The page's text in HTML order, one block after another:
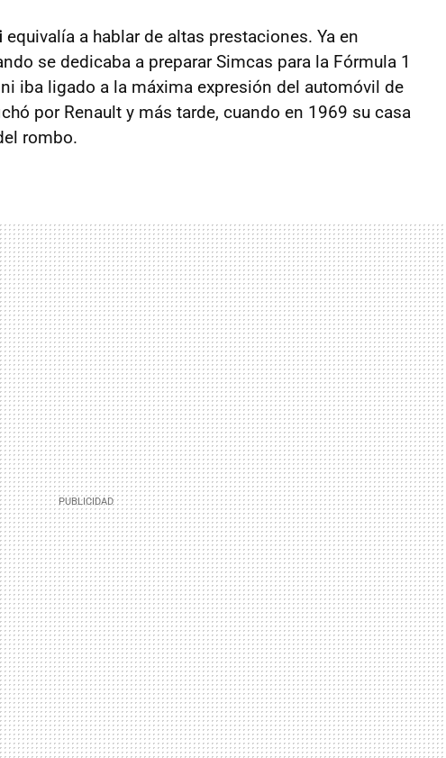
equivalía a hablar de altas prestaciones. Ya en
se dedicaba a preparar Simcas para la Fórmula 1
iba ligado a la máxima expresión del automóvil de
por Renault y más tarde, cuando en 1969 su casa
rombo.